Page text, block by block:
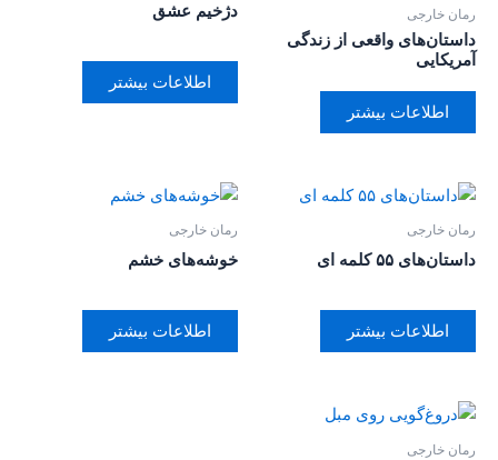
رمان خارجی
داستان‌های واقعی از زندگی
آمریکایی
اطلاعات بیشتر
دژخیم عشق
اطلاعات بیشتر
رمان خارجی
داستان‌های ۵۵ کلمه ای
اطلاعات بیشتر
رمان خارجی
خوشه‌های خشم
اطلاعات بیشتر
رمان خارجی